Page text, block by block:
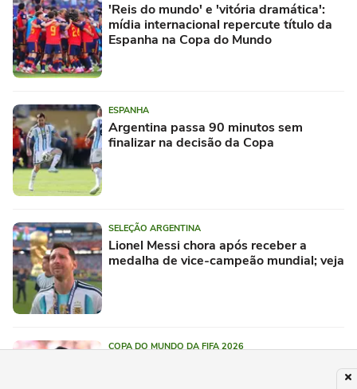
'Reis do mundo' e 'vitória dramática':
mídia internacional repercute título da
Espanha na Copa do Mundo
ESPANHA
Argentina passa 90 minutos sem
finalizar na decisão da Copa
SELEÇÃO ARGENTINA
Lionel Messi chora após receber a
medalha de vice-campeão mundial; veja
COPA DO MUNDO DA FIFA 2026